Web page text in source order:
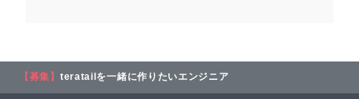
【募集】 teratailを一緒に作りたいエンジニア